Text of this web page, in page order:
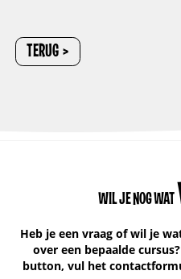
TERUG
WIL JE NOG WAT
Heb je een vraag of wil je
over een bepaalde
button, vul het